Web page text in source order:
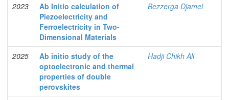
2023
Ab Initio calculation of
Piezoelectricity and
Ferroelectricity in Two-
Dimensional Materials
Bezzerga Djamel
2025
Ab initio study of the
optoelectronic and thermal
properties of double
perovskites
Hadji Chikh Ali